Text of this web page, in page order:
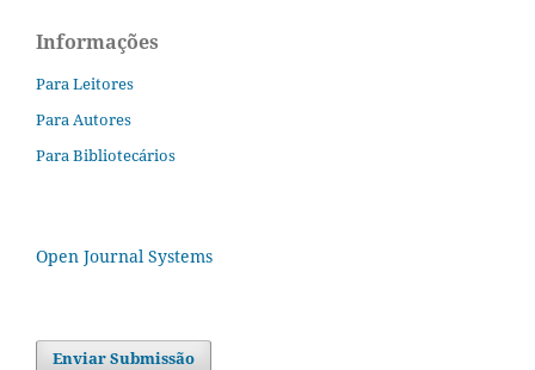
Informações
Para Leitores
Para Autores
Para Bibliotecários
Open Journal Systems
Enviar Submissão